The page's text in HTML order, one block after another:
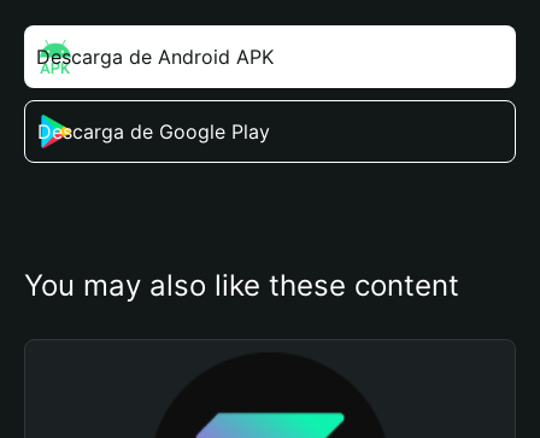
Descarga de Android APK
Descarga de Google Play
You may also like these content